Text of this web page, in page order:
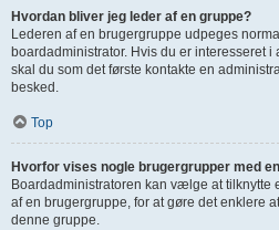
Hvordan bliver jeg leder af en gruppe?
Lederen af en brugergruppe udpeges
boardadministrator. Hvis du er interesseret
skal du som det første kontakte en
besked.
Top
Hvorfor vises nogle brugergrupper med
Boardadministratoren kan vælge at tilknytte
af en brugergruppe, for at gøre det enklere
denne gruppe.